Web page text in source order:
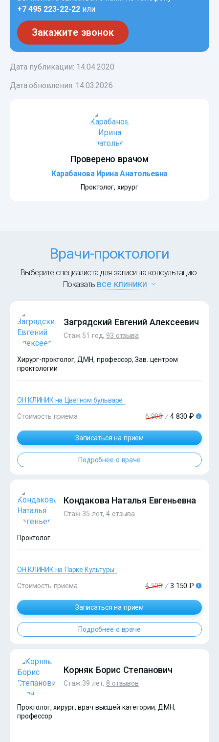
+7 495 223-22-22 или
Закажите звонок
Дата публикации: 14.04.2020
Дата обновления: 14.03.2026
Проверено врачом
Карабанова Ирина Анатольевна
Проктолог, хирург
Врачи-проктологи
Выберите специалиста для записи на консультацию.
Показать все клиники
?>
Загрядский Евгений Алексеевич
Стаж 51 год, 93 отзыва
Хирург-проктолог, ДМН, профессор, Зав. центром
проктологии
ОН КЛИНИК на Цветном бульваре
Стоимость приема 6 900 / 4 830 ₽
Записаться на прием
Подробнее о враче
?>
Кондакова Наталья Евгеньевна
Стаж 35 лет,4 отзыва
Проктолог
ОН КЛИНИК на Парке Культуры
Стоимость приема 4 500 / 3 150 ₽
Записаться на прием
Подробнее о враче
Корняк Борис Степанович
Стаж 39 лет, 8 отзывов
Проктолог, хирург, врач высшей категории, ДМН,
профессор